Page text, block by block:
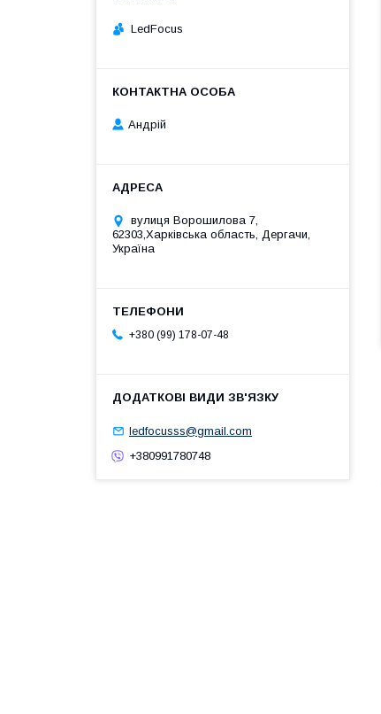
LedFocus
Андрій
вулиця Ворошилова 7,
62303,Харківська область, Дергачи,
Україна
+380 (99) 178-07-48
ledfocusss@gmail.com
+380991780748